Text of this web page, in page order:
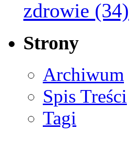
zdrowie (34)
Strony
Archiwum
Spis Treści
Tagi